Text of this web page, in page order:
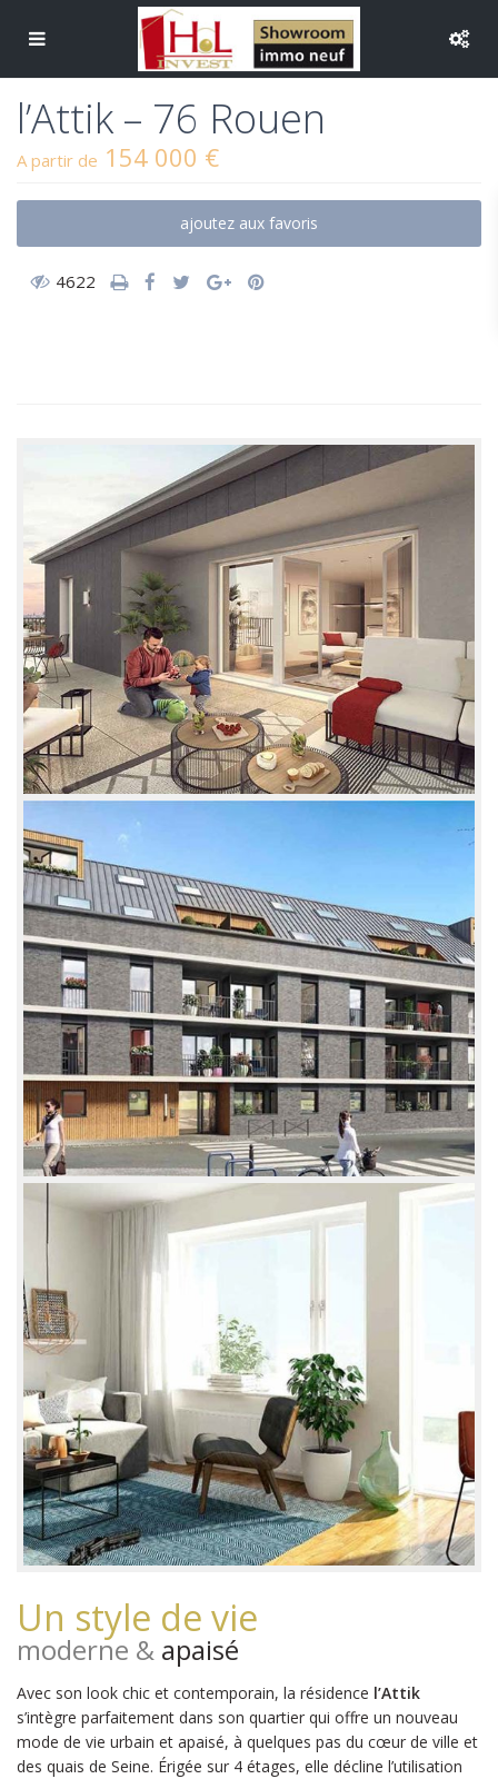
l’Attik – 76 Rouen
A partir de 154 000 €
ajoutez aux favoris
4622
Un style de vie
moderne & apaisé
Avec son look chic et contemporain, la résidence l’Attik
s’intègre parfaitement dans son quartier qui offre un nouveau
mode de vie urbain et apaisé, à quelques pas du cœur de ville et
des quais de Seine. Érigée sur 4 étages, elle décline l’utilisation